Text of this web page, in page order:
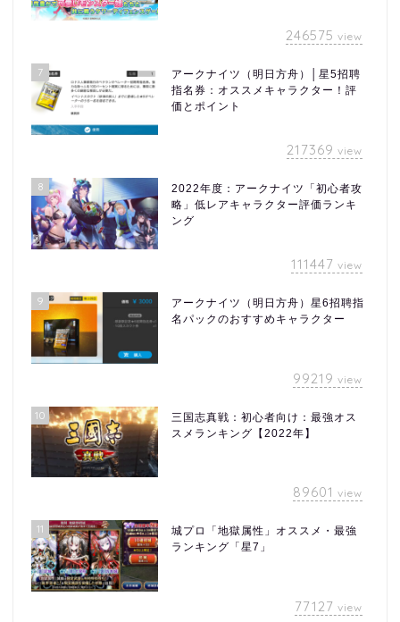
246575 view
7
アークナイツ（明日方舟）│星5招聘
指名券：オススメキャラクター！評
価とポイント
217369 view
8
2022年度：アークナイツ「初心者攻
略」低レアキャラクター評価ランキ
ング
111447 view
9
アークナイツ（明日方舟）星6招聘指
名パックのおすすめキャラクター
99219 view
10
三国志真戦：初心者向け：最強オス
スメランキング【2022年】
89601 view
11
城プロ「地獄属性」オススメ・最強
ランキング「星7」
77127 view